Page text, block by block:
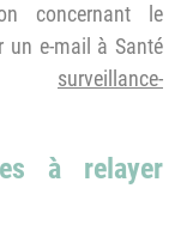
concernant le
un e-mail à Santé
: surveillance-
à relayer